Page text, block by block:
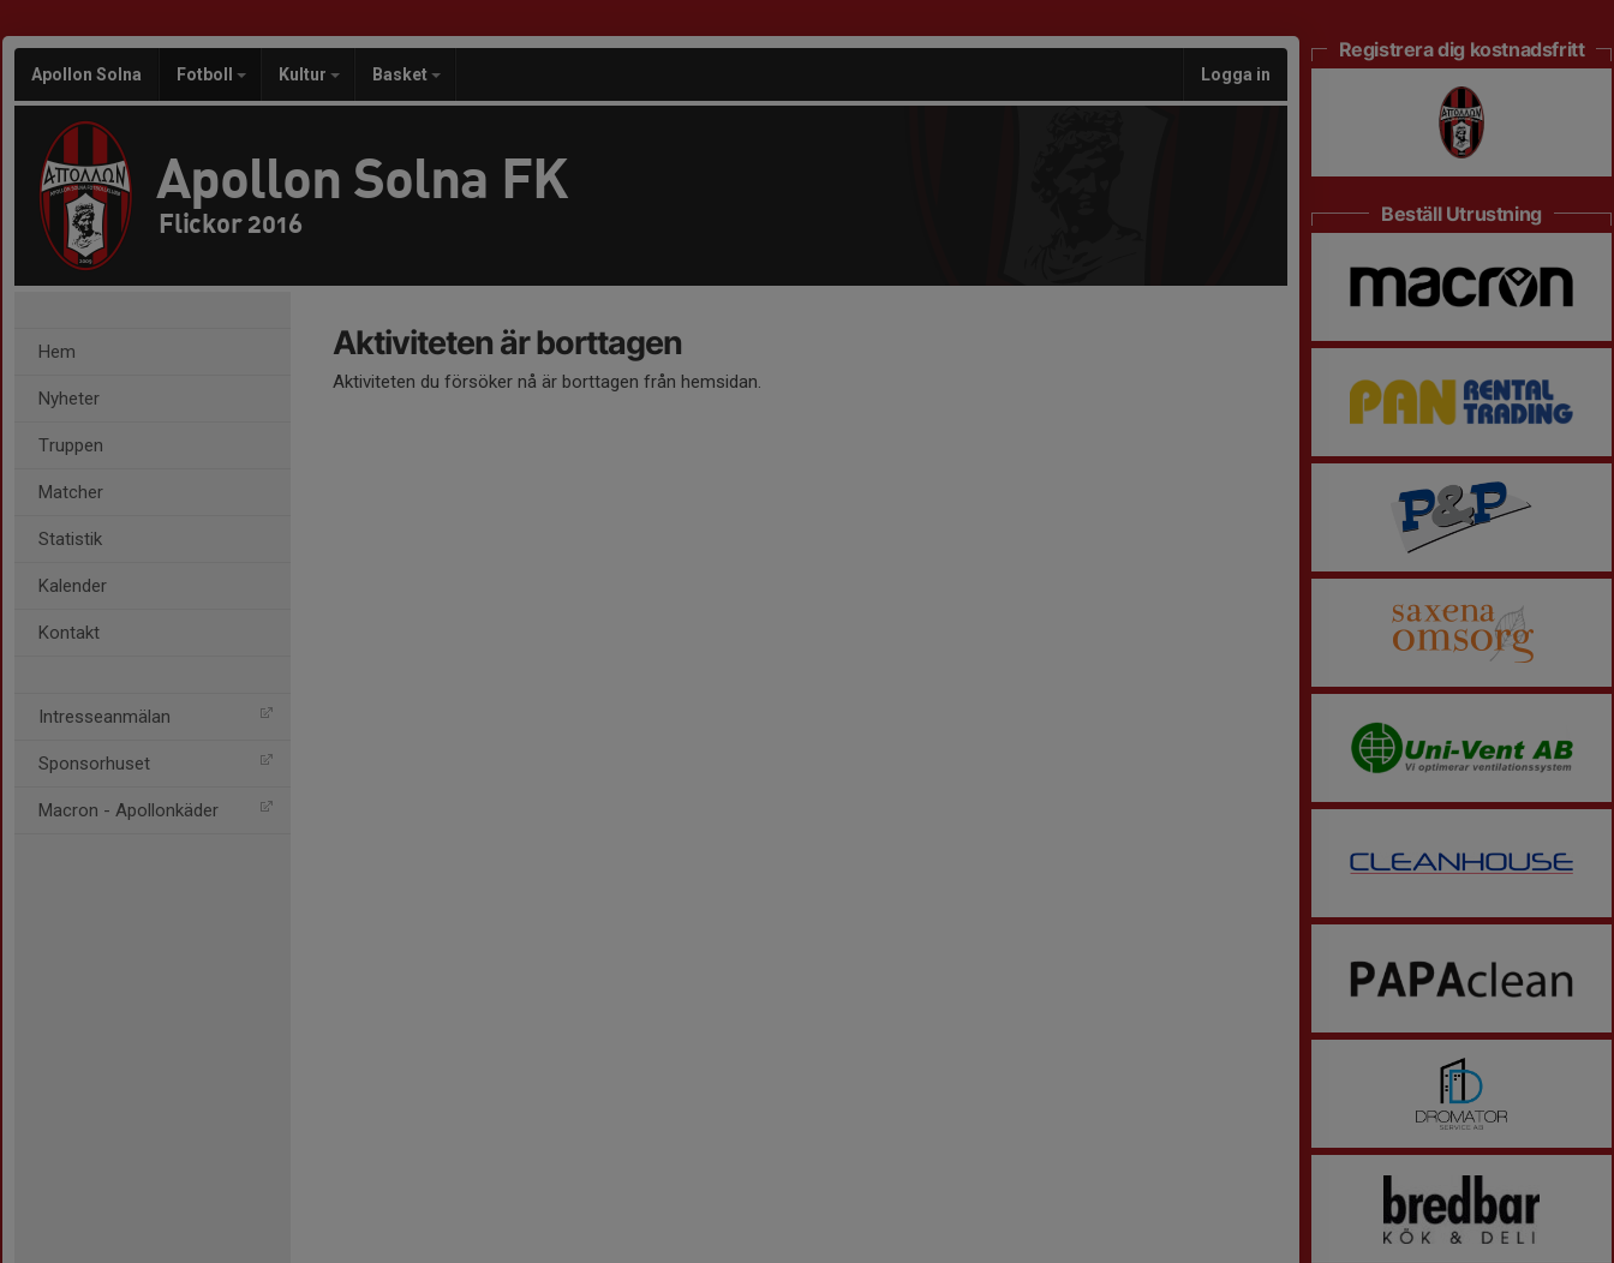
Apollon Solna Fotboll Kultur Basket Logga in
Apollon Solna FK
Flickor 2016
Hem
Nyheter
Truppen
Matcher
Statistik
Kalender
Kontakt
Intresseanmälan
Sponsorhuset
Macron - Apollonkäder
Aktiviteten är borttagen
Aktiviteten du försöker nå är borttagen från hemsidan.
Registrera dig kostnadsfritt
Beställ Utrustning